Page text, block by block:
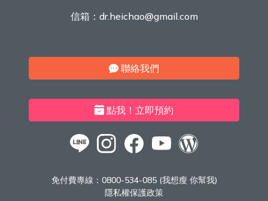
信箱： dr.heichao@gmail.com
聯絡我們
點我！立即預約
免付費專線： 0800-534-085 (我想瘦 你幫我)
隱私權保護政策